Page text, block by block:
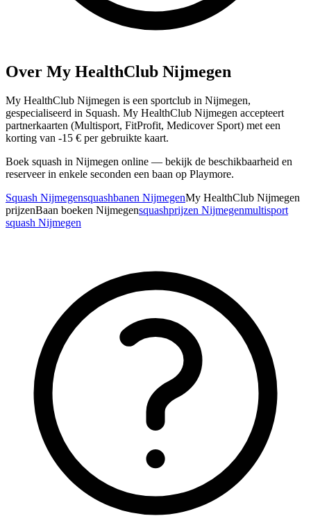
Over My HealthClub Nijmegen
My HealthClub Nijmegen is een sportclub in Nijmegen,
gespecialiseerd in Squash. My HealthClub Nijmegen accepteert
partnerkaarten (Multisport, FitProfit, Medicover Sport) met een
korting van -15 € per gebruikte kaart.
Boek squash in Nijmegen online — bekijk de beschikbaarheid en
reserveer in enkele seconden een baan op Playmore.
Squash Nijmegensquashbanen NijmegenMy HealthClub Nijmegen
prijzenBaan boeken Nijmegensquashprijzen Nijmegenmultisport
squash Nijmegen